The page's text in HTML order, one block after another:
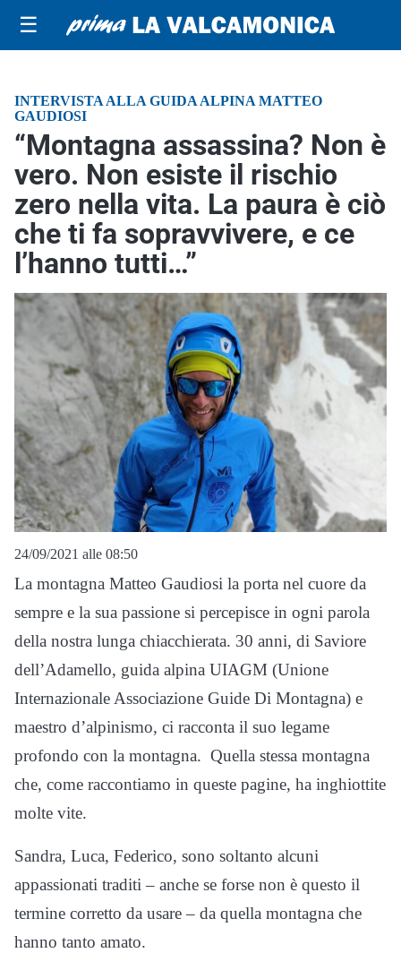
☰
INTERVISTA ALLA GUIDA ALPINA MATTEO
GAUDIOSI
“Montagna assassina? Non è
vero. Non esiste il rischio
zero nella vita. La paura è ciò
che ti fa sopravvivere, e ce
l’hanno tutti…”
24/09/2021 alle 08:50
La montagna Matteo Gaudiosi la porta nel cuore da
sempre e la sua passione si percepisce in ogni parola
della nostra lunga chiacchierata. 30 anni, di Saviore
dell’Adamello, guida alpina UIAGM (Unione
Internazionale Associazione Guide Di Montagna) e
maestro d’alpinismo, ci racconta il suo legame
profondo con la montagna. Quella stessa montagna
che, come raccontiamo in queste pagine, ha inghiottite
molte vite.
Sandra, Luca, Federico, sono soltanto alcuni
appassionati traditi – anche se forse non è questo il
termine corretto da usare – da quella montagna che
hanno tanto amato.